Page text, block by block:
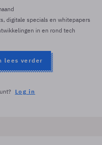
digitale specials en whitepapers
in en rond tech
lees verder
Log in